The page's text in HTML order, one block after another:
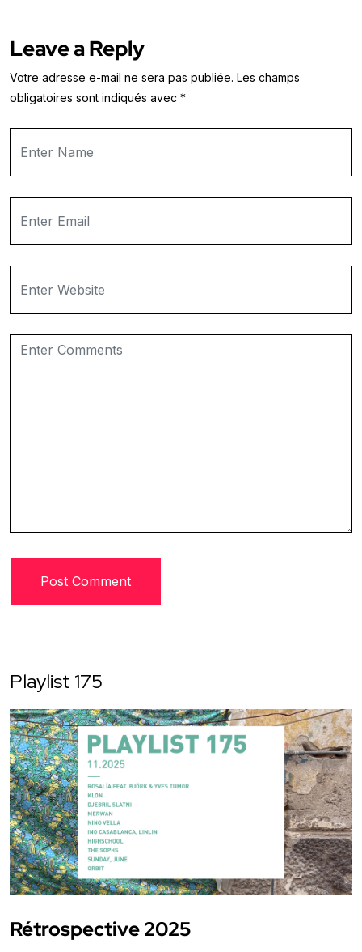
Leave a Reply
Votre adresse e-mail ne sera pas publiée. Les champs
obligatoires sont indiqués avec *
Playlist 175
Rétrospective 2025